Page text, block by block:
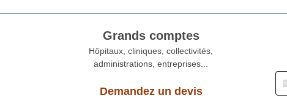
Grands comptes
Hôpitaux, cliniques, collectivités,
administrations, entreprises...
Demandez un devis